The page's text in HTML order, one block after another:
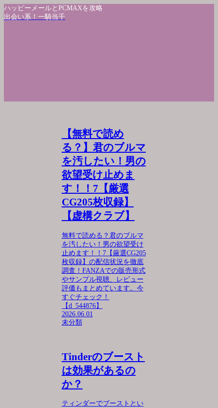
ハッピーメールとPCMAXを攻略
出会い系！一騎当千
【無料で読め
る？】君のブルマ
を汚したい！男の
欲望受け止めま
す！！7【厳選
CG205枚収録】
【虚構クラブ】
無料で読める？君のブルマ
を汚したい！男の欲望受け
止めます！！7【厳選CG205
枚収録】の配信状況を徹底
調査！FANZAでの販売形式
やサンプル視聴、レビュー
評価もまとめています。今
すぐチェック！
【d_544876】
2026.06.01
未分類
Tinderのブースト
は効果があるの
か？
ティンダーでブーストとい